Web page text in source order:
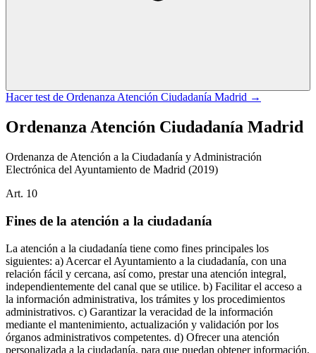
Hacer test de Ordenanza Atención Ciudadanía Madrid →
Ordenanza Atención Ciudadanía Madrid
Ordenanza de Atención a la Ciudadanía y Administración
Electrónica del Ayuntamiento de Madrid (2019)
Art. 10
Fines de la atención a la ciudadanía
La atención a la ciudadanía tiene como fines principales los
siguientes: a) Acercar el Ayuntamiento a la ciudadanía, con una
relación fácil y cercana, así como, prestar una atención integral,
independientemente del canal que se utilice. b) Facilitar el acceso a
la información administrativa, los trámites y los procedimientos
administrativos. c) Garantizar la veracidad de la información
mediante el mantenimiento, actualización y validación por los
órganos administrativos competentes. d) Ofrecer una atención
personalizada a la ciudadanía, para que puedan obtener información,